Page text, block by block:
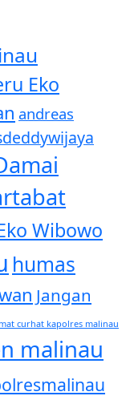
Eko
andreas
Wibowo
humas
Jangan
curhat kapolres malinau
malinau